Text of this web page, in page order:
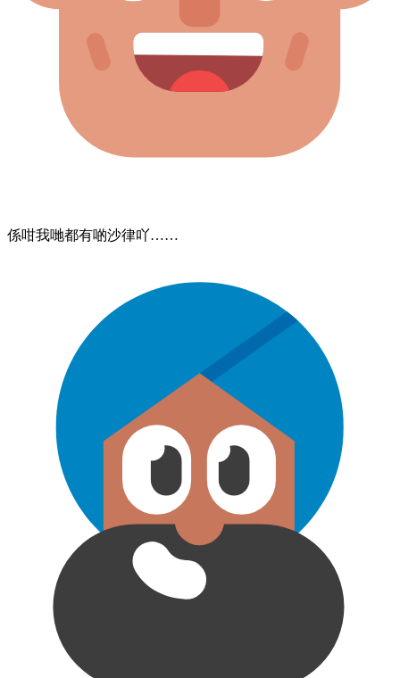
係咁​我哋​都​有​啲​沙律​吖……